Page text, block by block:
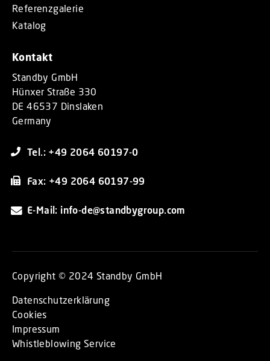
Referenzgalerie
Katalog
Kontakt
Standby GmbH
Hünxer Straße 330
DE 46537 Dinslaken
Germany
Tel.: +49 2064 60197-0
Fax: +49 2064 60197-99
E-Mail: info-de@standbygroup.com
Copyright © 2024 Standby GmbH
Datenschutzerklärung
Cookies
Impressum
Whistleblowing Service